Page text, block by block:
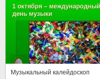
Музыкальный калейдоскоп